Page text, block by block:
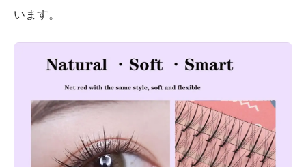
います。